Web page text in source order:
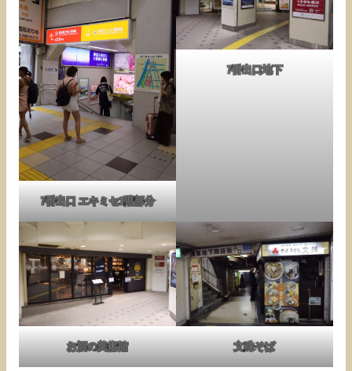
7番出口 エキミセ1階部分
7番出口地下
お酒の美術館 文殊そば